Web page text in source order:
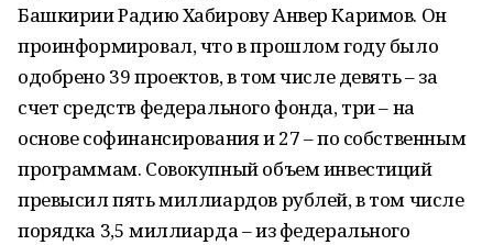
Башкирии Радию Хабирову Анвер Каримов. Он
проинформировал, что в прошлом году было
одобрено 39 проектов, в том числе девять – за
счет средств федерального фонда, три – на
основе софинансирования и 27 – по собственным
программам. Совокупный объем инвестиций
превысил пять миллиардов рублей, в том числе
порядка 3,5 миллиарда – из федерального